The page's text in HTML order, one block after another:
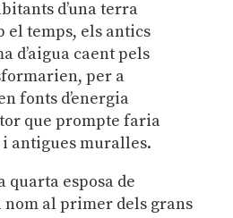
d’una terra
el temps, els antics
d’aigua caent pels
per a
fonts d’energia
que prompte faria
antigues muralles.
quarta esposa de
nom al primer dels grans